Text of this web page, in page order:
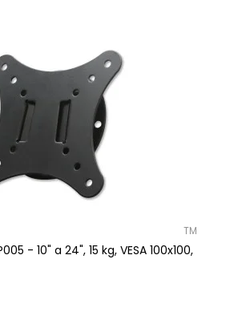
TM
- 10" a 24", 15 kg, VESA 100x100,